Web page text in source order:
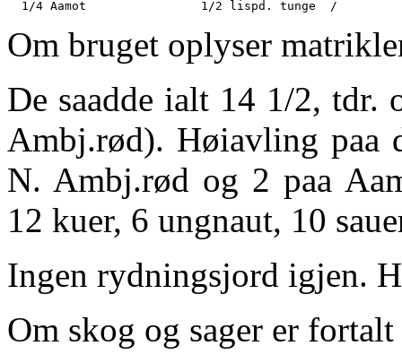
Om bruget oplyser
De saadde ialt 14 1/2, tdr.
Ambj.rød). Høiavling paa
N. Ambj.rød og 2 paa
12 kuer, 6 ungnaut, 10
Ingen rydningsjord igjen.
Om skog og sager er